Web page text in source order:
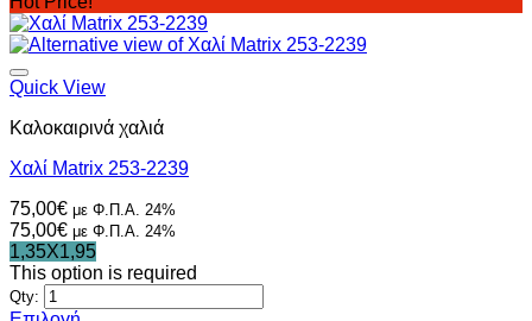
320,00€.είναι:
128,00€.
Quick View
Καλοκαιρινά χαλιά
Χαλί Matrix 253-2239
75,00€ με Φ.Π.Α. 24%
75,00€ με Φ.Π.Α. 24%
1,35X1,95
This option is required
Qty: